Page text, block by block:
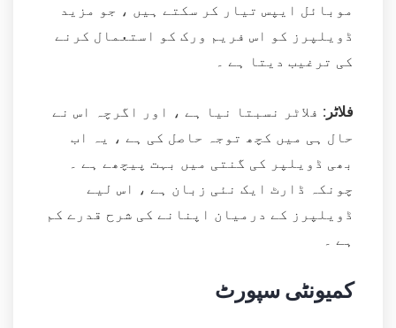
موبائل ایپس تیار کر سکتے ہیں ، جو مزید
ڈویلپرز کو اس فریم ورک کو استعمال کرنے
کی ترغیب دیتا ہے ۔
فلاٹر: فلاٹر نسبتا نیا ہے ، اور اگرچہ اس نے
حال ہی میں کچھ توجہ حاصل کی ہے ، یہ اب
بھی ڈویلپر کی گنتی میں بہت پیچھے ہے ۔
چونکہ ڈارٹ ایک نئی زبان ہے ، اس لیے
ڈویلپرز کے درمیان اپنانے کی شرح قدرے کم
ہے ۔
کمیونٹی سپورٹ